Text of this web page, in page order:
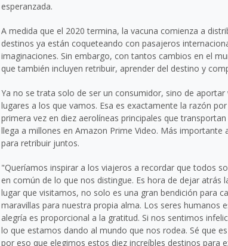
esperanzada.
A medida que el 2020 termina, la vacuna comienza a
destinos ya están coqueteando con pasajeros
imaginaciones. Sin embargo, con tantos cambios en el
que también incluyen retribuir, aprender del destino y
Ya no se trata solo de ser un consumidor, sino de
lugares a los que vamos. Esa es exactamente la razón
primera vez en diez aerolíneas principales que
llega a millones en Amazon Prime Video. Más
para retribuir juntos.
"Queríamos inspirar a los viajeros a recordar que todos
en común de lo que nos distingue. Es hora de dejar
lugar que visitamos, no solo es una gran bendición para
maravillas para nuestra propia alma. Los seres humanos
alegría es proporcional a la gratitud. Si nos sentimos
lo que estamos dando al mundo que nos rodea. Sé que
por eso que elegimos estos diez increíbles destinos para